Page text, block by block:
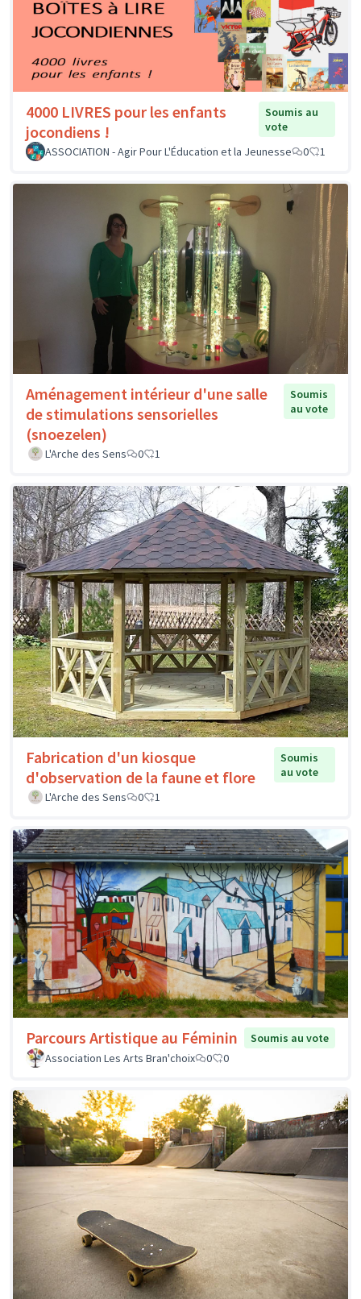
4000 LIVRES pour les enfants
jocondiens !
Soumis au
vote
ASSOCIATION - Agir Pour L'Éducation et la Jeunesse
0 1
Aménagement intérieur d'une salle
de stimulations sensorielles
(snoezelen)
Soumis
au vote
L'Arche des Sens 0 1
Fabrication d'un kiosque
d'observation de la faune et flore
Soumis
au vote
L'Arche des Sens
0 1
Parcours Artistique au Féminin
Soumis au vote
Association Les Arts Bran'choix
0 0